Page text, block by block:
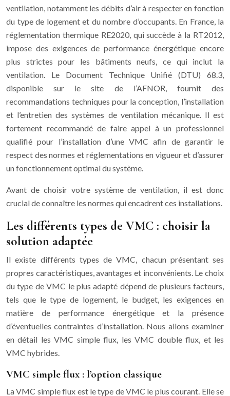
ventilation, notamment les débits d’air à respecter en fonction
du type de logement et du nombre d’occupants. En France, la
réglementation thermique RE2020, qui succède à la RT2012,
impose des exigences de performance énergétique encore
plus strictes pour les bâtiments neufs, ce qui inclut la
ventilation. Le Document Technique Unifié (DTU) 68.3,
disponible sur le site de l’AFNOR, fournit des
recommandations techniques pour la conception, l’installation
et l’entretien des systèmes de ventilation mécanique. Il est
fortement recommandé de faire appel à un professionnel
qualifié pour l’installation d’une VMC afin de garantir le
respect des normes et réglementations en vigueur et d’assurer
un fonctionnement optimal du système.
Avant de choisir votre système de ventilation, il est donc
crucial de connaître les normes qui encadrent ces installations.
Les différents types de VMC : choisir la
solution adaptée
Il existe différents types de VMC, chacun présentant ses
propres caractéristiques, avantages et inconvénients. Le choix
du type de VMC le plus adapté dépend de plusieurs facteurs,
tels que le type de logement, le budget, les exigences en
matière de performance énergétique et la présence
d’éventuelles contraintes d’installation. Nous allons examiner
en détail les VMC simple flux, les VMC double flux, et les
VMC hybrides.
VMC simple flux : l’option classique
La VMC simple flux est le type de VMC le plus courant. Elle se